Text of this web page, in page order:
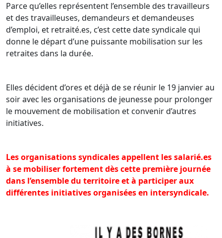
Parce qu’elles représentent l’ensemble des travailleurs
et des travailleuses, demandeurs et demandeuses
d’emploi, et retraité.es, c’est cette date syndicale qui
donne le départ d’une puissante mobilisation sur les
retraites dans la durée.
Elles décident d’ores et déjà de se réunir le 19 janvier au
soir avec les organisations de jeunesse pour prolonger
le mouvement de mobilisation et convenir d’autres
initiatives.
Les organisations syndicales appellent les salarié.es
à se mobiliser fortement dès cette première journée
dans l’ensemble du territoire et à participer aux
différentes initiatives organisées en intersyndicale.